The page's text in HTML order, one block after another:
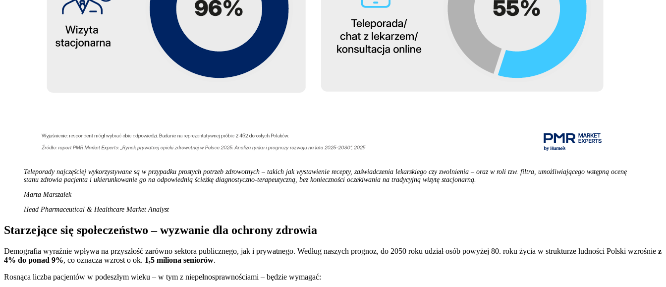
Teleporady najczęściej wykorzystywane są w przypadku prostych potrzeb zdrowotnych – takich jak wystawienie recepty, zaświadczenia lekarskiego czy zwolnienia – oraz w roli tzw. filtra, umożliwiającego wstępną ocenę
stanu zdrowia pacjenta i ukierunkowanie go na odpowiednią ścieżkę diagnostyczno-terapeutyczną, bez konieczności oczekiwania na tradycyjną wizytę stacjonarną.
Marta Marszałek
Head Pharmaceutical & Healthcare Market Analyst
Starzejące się społeczeństwo – wyzwanie dla ochrony zdrowia
Demografia wyraźnie wpływa na przyszłość zarówno sektora publicznego, jak i prywatnego. Według naszych prognoz, do 2050 roku udział osób powyżej 80. roku życia w strukturze ludności Polski wzrośnie z
4% do ponad 9%, co oznacza wzrost o ok. 1,5 miliona seniorów.
Rosnąca liczba pacjentów w podeszłym wieku – w tym z niepełnosprawnościami – będzie wymagać: